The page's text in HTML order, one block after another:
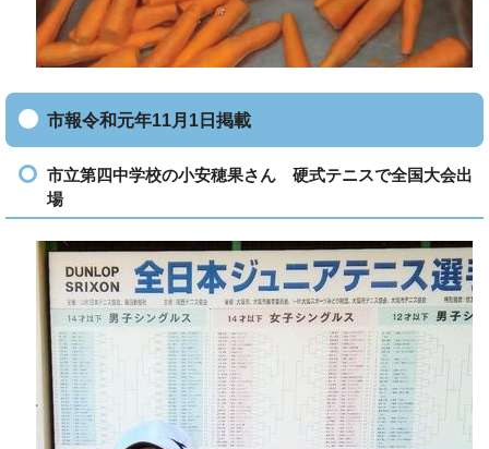
市報令和元年11月1日掲載
市立第四中学校の小安穂果さん 硬式テニスで全国大会出
場